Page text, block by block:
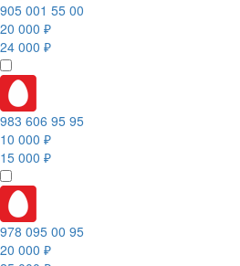
905 001 55 00
20 000 ₽
24 000 ₽
983 606 95 95
10 000 ₽
15 000 ₽
978 095 00 95
20 000 ₽